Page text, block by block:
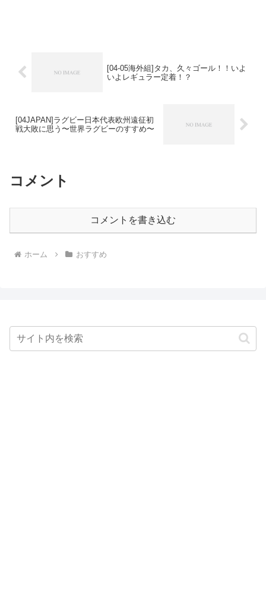
[04-05海外組]タカ、久々ゴール！！いよ
いよレギュラー定着！？
[04JAPAN]ラグビー日本代表欧州遠征初
戦大敗に思う〜世界ラグビーのすすめ〜
コメント
コメントを書き込む
ホーム おすすめ